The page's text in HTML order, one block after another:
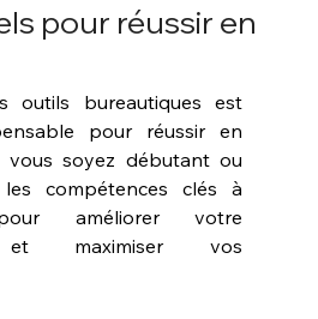
pour réussir en
outils bureautiques est
pour réussir en
vous soyez débutant ou
compétences clés à
améliorer votre
et maximiser vos